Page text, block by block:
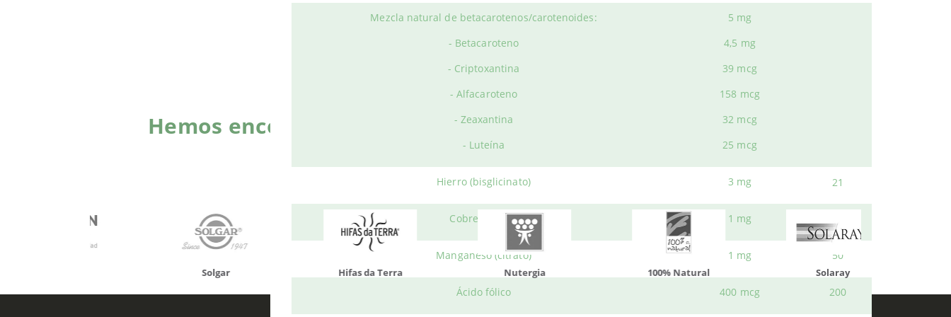
Mezcla natural de betacarotenos/carotenoides:
- Betacaroteno
- Criptoxantina
- Alfacaroteno
- Zeaxantina
- Luteína
5 mg
4,5 mg
39 mcg
158 mcg
32 mcg
25 mcg
Hierro (bisglicinato) 3 mg 21
Cobre (citrato) 1 mg
Manganeso (citrato) 1 mg 50
Ácido fólico 400 mcg 200
Productos relacionados
Hemos encontrado otros productos que te pueden interesar
Hifas da Terra 100% Natural